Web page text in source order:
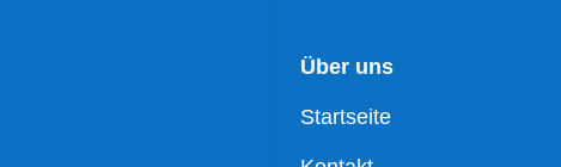
Über uns
Startseite